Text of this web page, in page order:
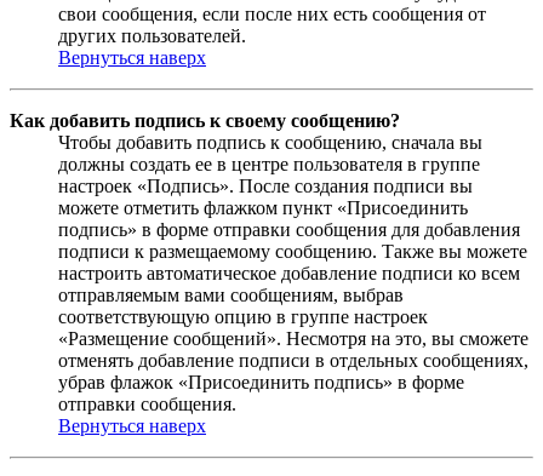
свои сообщения, если после них есть сообщения от
других пользователей.
Вернуться наверх
Как добавить подпись к своему сообщению?
Чтобы добавить подпись к сообщению, сначала вы
должны создать ее в центре пользователя в группе
настроек «Подпись». После создания подписи вы
можете отметить флажком пункт «Присоединить
подпись» в форме отправки сообщения для добавления
подписи к размещаемому сообщению. Также вы можете
настроить автоматическое добавление подписи ко всем
отправляемым вами сообщениям, выбрав
соответствующую опцию в группе настроек
«Размещение сообщений». Несмотря на это, вы сможете
отменять добавление подписи в отдельных сообщениях,
убрав флажок «Присоединить подпись» в форме
отправки сообщения.
Вернуться наверх